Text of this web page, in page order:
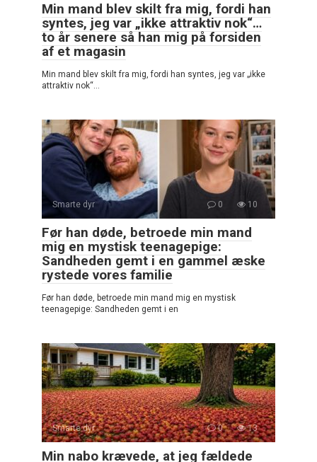
Min mand blev skilt fra mig, fordi han
syntes, jeg var „ikke attraktiv nok“…
to år senere så han mig på forsiden
af et magasin
Min mand blev skilt fra mig, fordi han syntes, jeg var „ikke
attraktiv nok“…
Smarte dyr 0 10
Før han døde, betroede min mand
mig en mystisk teenagepige:
Sandheden gemt i en gammel æske
rystede vores familie
Før han døde, betroede min mand mig en mystisk
teenagepige: Sandheden gemt i en
Smarte dyr 0 13
Min nabo krævede, at jeg fældede